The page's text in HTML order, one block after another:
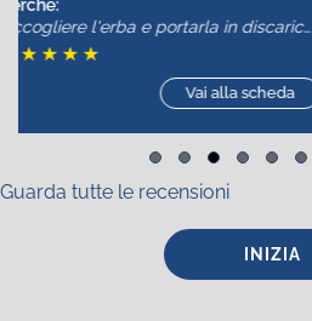
Mi piace GRIN perché:
Leggero , manovrabile , semplice
Valutazione:
Slide group 1
Slide group 2
Slide group 3
Guarda tutte le recensioni
INIZIA